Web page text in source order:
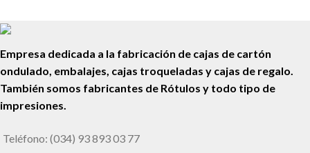
Empresa dedicada a la fabricación de cajas de cartón
ondulado, embalajes, cajas troqueladas y cajas de regalo.
También somos fabricantes de Rótulos y todo tipo de
impresiones.
Teléfono: (034) 93 893 03 77